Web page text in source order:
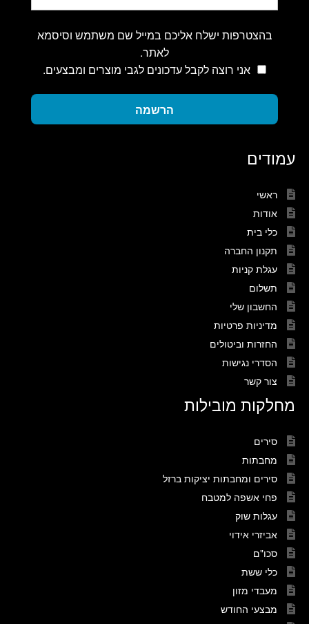
בהצטרפות ישלח אליכם במייל שם משתמש וסיסמא
לאתר.
אני רוצה לקבל עדכונים לגבי מוצרים ומבצעים.
הרשמה
עמודים
ראשי
אודות
כלי בית
תקנון החברה
עגלת קניות
תשלום
החשבון שלי
מדיניות פרטיות
החזרות וביטולים
הסדרי נגישות
צור קשר
מחלקות מובילות
סירים
מחבתות
סירים ומחבתות יציקות ברזל
פחי אשפה למטבח
עגלות שוק
אביזרי אידוי
סכו"ם
כלי ששת
מעבדי מזון
מבצעי החודש